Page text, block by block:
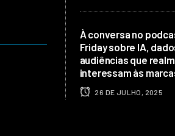
À conversa no
Friday sobre IA,
audiências que
interessam às
26 DE JULHO, 2025